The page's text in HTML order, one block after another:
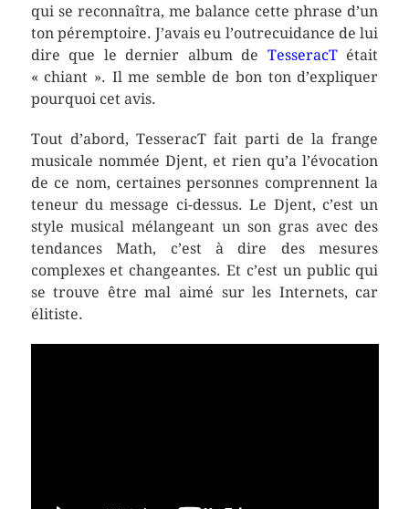
qui se reconnaîtra, me balance cette phrase d’un
ton péremptoire. J’avais eu l’outrecuidance de lui
dire que le dernier album de TesseracTétait
« chiant ». Il me semble de bon ton d’expliquer
pourquoi cet avis.
Tout d’abord, TesseracT fait parti de la frange
musicale nommée Djent, et rien qu’a l’évocation
de ce nom, certaines personnes comprennent la
teneur du message ci-dessus. Le Djent, c’est un
style musical mélangeant un son gras avec des
tendances Math, c’est à dire des mesures
complexes et changeantes. Et c’est un public qui
se trouve être mal aimé sur les Internets, car
élitiste.